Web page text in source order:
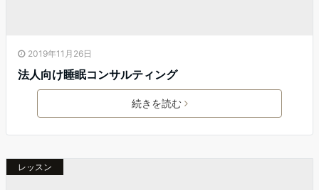
2019年11月26日
法人向け睡眠コンサルティング
続きを読む
レッスン